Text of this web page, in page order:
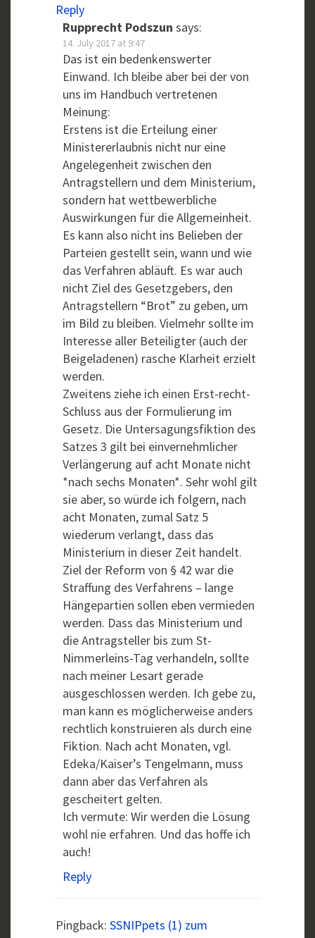
Reply
Rupprecht Podszun says:
14. July 2017 at 9:47
Das ist ein bedenkenswerter
Einwand. Ich bleibe aber bei der von
uns im Handbuch vertretenen
Meinung:
Erstens ist die Erteilung einer
Ministererlaubnis nicht nur eine
Angelegenheit zwischen den
Antragstellern und dem Ministerium,
sondern hat wettbewerbliche
Auswirkungen für die Allgemeinheit.
Es kann also nicht ins Belieben der
Parteien gestellt sein, wann und wie
das Verfahren abläuft. Es war auch
nicht Ziel des Gesetzgebers, den
Antragstellern “Brot” zu geben, um
im Bild zu bleiben. Vielmehr sollte im
Interesse aller Beteiligter (auch der
Beigeladenen) rasche Klarheit erzielt
werden.
Zweitens ziehe ich einen Erst-recht-
Schluss aus der Formulierung im
Gesetz. Die Untersagungsfiktion des
Satzes 3 gilt bei einvernehmlicher
Verlängerung auf acht Monate nicht
*nach sechs Monaten*. Sehr wohl gilt
sie aber, so würde ich folgern, nach
acht Monaten, zumal Satz 5
wiederum verlangt, dass das
Ministerium in dieser Zeit handelt.
Ziel der Reform von § 42 war die
Straffung des Verfahrens – lange
Hängepartien sollen eben vermieden
werden. Dass das Ministerium und
die Antragsteller bis zum St-
Nimmerleins-Tag verhandeln, sollte
nach meiner Lesart gerade
ausgeschlossen werden. Ich gebe zu,
man kann es möglicherweise anders
rechtlich konstruieren als durch eine
Fiktion. Nach acht Monaten, vgl.
Edeka/Kaiser’s Tengelmann, muss
dann aber das Verfahren als
gescheitert gelten.
Ich vermute: Wir werden die Lösung
wohl nie erfahren. Und das hoffe ich
auch!
Reply
Pingback: SSNIPpets (1) zum